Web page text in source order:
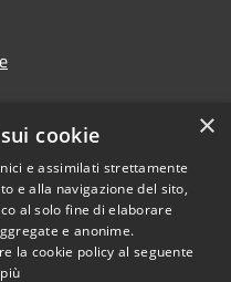
illeciti
×
cookie
e assimilati strettamente
e alla navigazione del sito,
al solo fine di elaborare
e anonime.
la cookie policy al seguente